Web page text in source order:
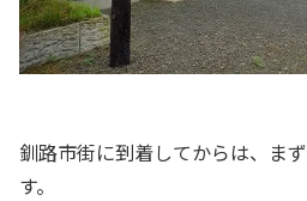
釧路市街に到着してからは、ま
す。